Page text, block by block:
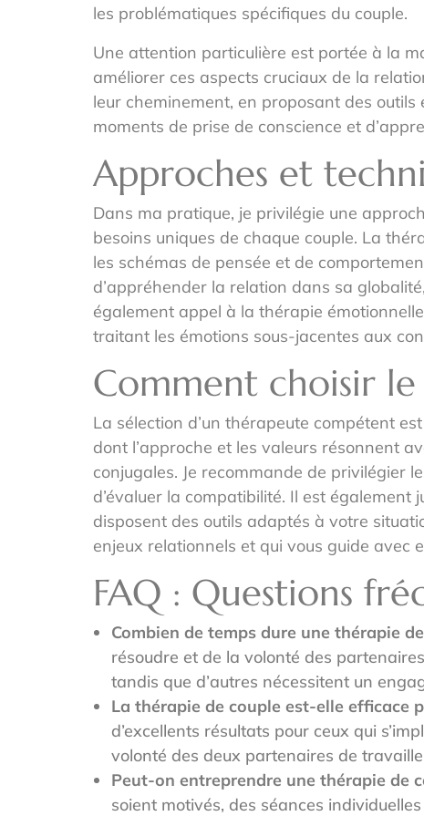
les problématiques spécifiques du couple.
Une attention particulière est portée à la
améliorer ces aspects cruciaux de la
leur cheminement, en proposant des
moments de prise de conscience et
Approches et
Dans ma pratique, je privilégie une
besoins uniques de chaque couple. La
les schémas de pensée et de
d’appréhender la relation dans sa
également appel à la thérapie
traitant les émotions sous-jacentes aux
Comment choisir
La sélection d’un thérapeute compétent
dont l’approche et les valeurs résonnent
conjugales. Je recommande de privilégier
d’évaluer la compatibilité. Il est également
disposent des outils adaptés à votre
enjeux relationnels et qui vous guide avec
FAQ : Questions
Combien de temps dure une thérapie
résoudre et de la volonté des
tandis que d’autres nécessitent un
La thérapie de couple est-elle efficace
d’excellents résultats pour ceux qui
volonté des deux partenaires de
Peut-on entreprendre une thérapie de
soient motivés, des séances